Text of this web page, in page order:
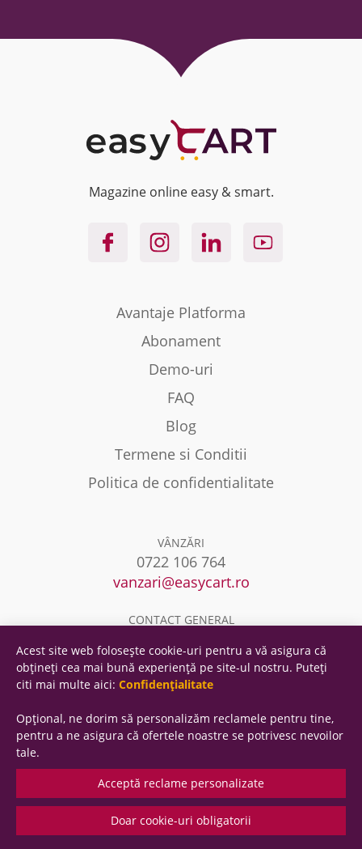
Magazine online easy & smart.
Avantaje Platforma
Abonament
Demo-uri
FAQ
Blog
Termene si Conditii
Politica de confidentialitate
VÂNZĂRI
0722 106 764
vanzari@easycart.ro
CONTACT GENERAL
contact@easycart.ro
ROYALSOFT SRL
Acest site web folosește cookie-uri pentru a vă asigura că
obțineți cea mai bună experiență pe site-ul nostru. Puteți
citi mai multe aici: Confidențialitate
Opțional, ne dorim să personalizăm reclamele pentru tine,
pentru a ne asigura că ofertele noastre se potrivesc nevoilor
tale.
Acceptă reclame personalizate
Doar cookie-uri obligatorii